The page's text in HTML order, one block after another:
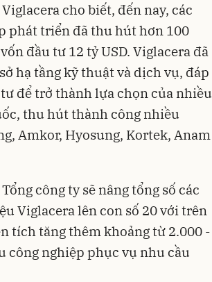
cho biết, đến nay, các
phát triển đã thu hút hơn 100
đầu tư 12 tỷ USD. Viglacera đã
hạ tầng kỹ thuật và dịch vụ, đáp
để trở thành lựa chọn của nhiều
thu hút thành công nhiều
Amkor, Hyosung, Kortek, Anam
công ty sẽ nâng tổng số các
Viglacera lên con số 20 với trên
tích tăng thêm khoảng từ 2.000 -
công nghiệp phục vụ nhu cầu